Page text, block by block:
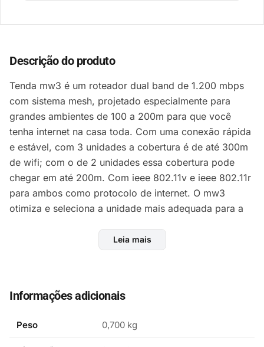
Descrição do produto
Tenda mw3 é um roteador dual band de 1.200 mbps
com sistema mesh, projetado especialmente para
grandes ambientes de 100 a 200m para que você
tenha internet na casa toda. Com uma conexão rápida
e estável, com 3 unidades a cobertura é de até 300m
de wifi; com o de 2 unidades essa cobertura pode
chegar em até 200m. Com ieee 802.11v e ieee 802.11r
para ambos como protocolo de internet. O mw3
otimiza e seleciona a unidade mais adequada para a
na casa, a internet é estável e rápida. Ele também
jogos on-line e bate papo por vídeo simultaneamente
oferece uma conexão de até 1.200 mbps e prioriza a
Leia mais
Informações adicionais
Peso 0,700 kg